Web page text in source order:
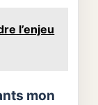
l’enjeu
mon